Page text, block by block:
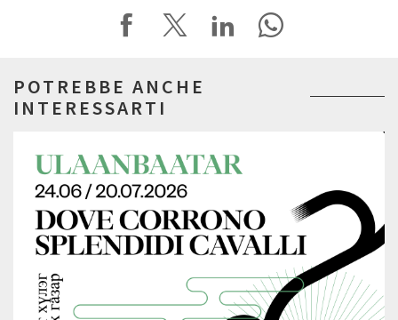
POTREBBE ANCHE
INTERESSARTI